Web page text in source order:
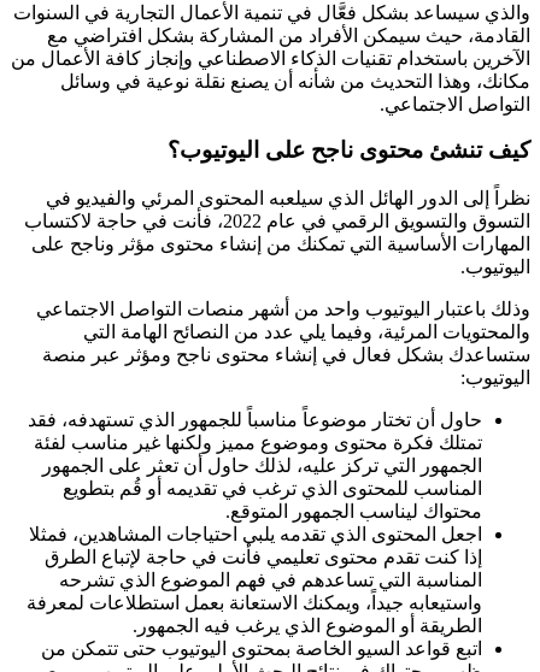
والذي سيساعد بشكل فعَّال في تنمية الأعمال التجارية في السنوات
القادمة، حيث سيمكن الأفراد من المشاركة بشكل افتراضي مع
الآخرين باستخدام تقنيات الذكاء الاصطناعي وإنجاز كافة الأعمال من
مكانك، وهذا التحديث من شأنه أن يصنع نقلة نوعية في وسائل
التواصل الاجتماعي.
كيف تنشئ محتوى ناجح على اليوتيوب؟
نظراً إلى الدور الهائل الذي سيلعبه المحتوى المرئي والفيديو في
التسوق والتسويق الرقمي في عام 2022، فأنت في حاجة لاكتساب
المهارات الأساسية التي تمكنك من إنشاء محتوى مؤثر وناجح على
اليوتيوب.
وذلك باعتبار اليوتيوب واحد من أشهر منصات التواصل الاجتماعي
والمحتويات المرئية، وفيما يلي عدد من النصائح الهامة التي
ستساعدك بشكل فعال في إنشاء محتوى ناجح ومؤثر عبر منصة
اليوتيوب:
حاول أن تختار موضوعاً مناسباً للجمهور الذي تستهدفه، فقد
تمتلك فكرة محتوى وموضوع مميز ولكنها غير مناسب لفئة
الجمهور التي تركز عليه، لذلك حاول أن تعثر على الجمهور
المناسب للمحتوى الذي ترغب في تقديمه أو قُم بتطويع
محتواك ليناسب الجمهور المتوقع.
اجعل المحتوى الذي تقدمه يلبي احتياجات المشاهدين، فمثلا
إذا كنت تقدم محتوى تعليمي فأنت في حاجة لإتباع الطرق
المناسبة التي تساعدهم في فهم الموضوع الذي تشرحه
واستيعابه جيداً، ويمكنك الاستعانة بعمل استطلاعات لمعرفة
الطريقة أو الموضوع الذي يرغب فيه الجمهور.
اتبع قواعد السيو الخاصة بمحتوى اليوتيوب حتى تتمكن من